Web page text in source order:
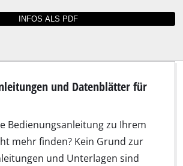
und Datenblätter für
Bedienungsanleitung zu Ihrem
mehr finden? Kein Grund zur
und Unterlagen sind